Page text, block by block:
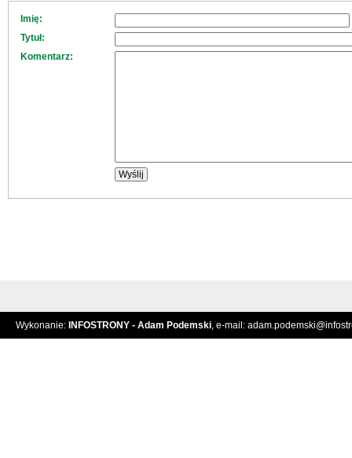
Imię:
Tytuł:
Komentarz:
Wykonanie: INFOSTRONY - Adam Podemski, e-mail: